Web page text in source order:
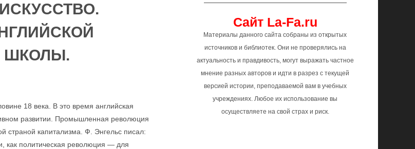
ШКОЛЫ.
18 века. В это время английская
развитии. Промышленная революция
страной капитализма. Ф. Энгельс писал:
как политическая революция — для
Сайт La-Fa.ru
Материалы данного сайта собраны из открытых
источников и библиотек. Они не проверялись на
актуальность и правдивость, могут выражать частное
мнение разных авторов и идти в разрез с текущей
версией истории, преподаваемой вам в учебных
учреждениях. Любое их использование вы
осуществляете на свой страх и риск.